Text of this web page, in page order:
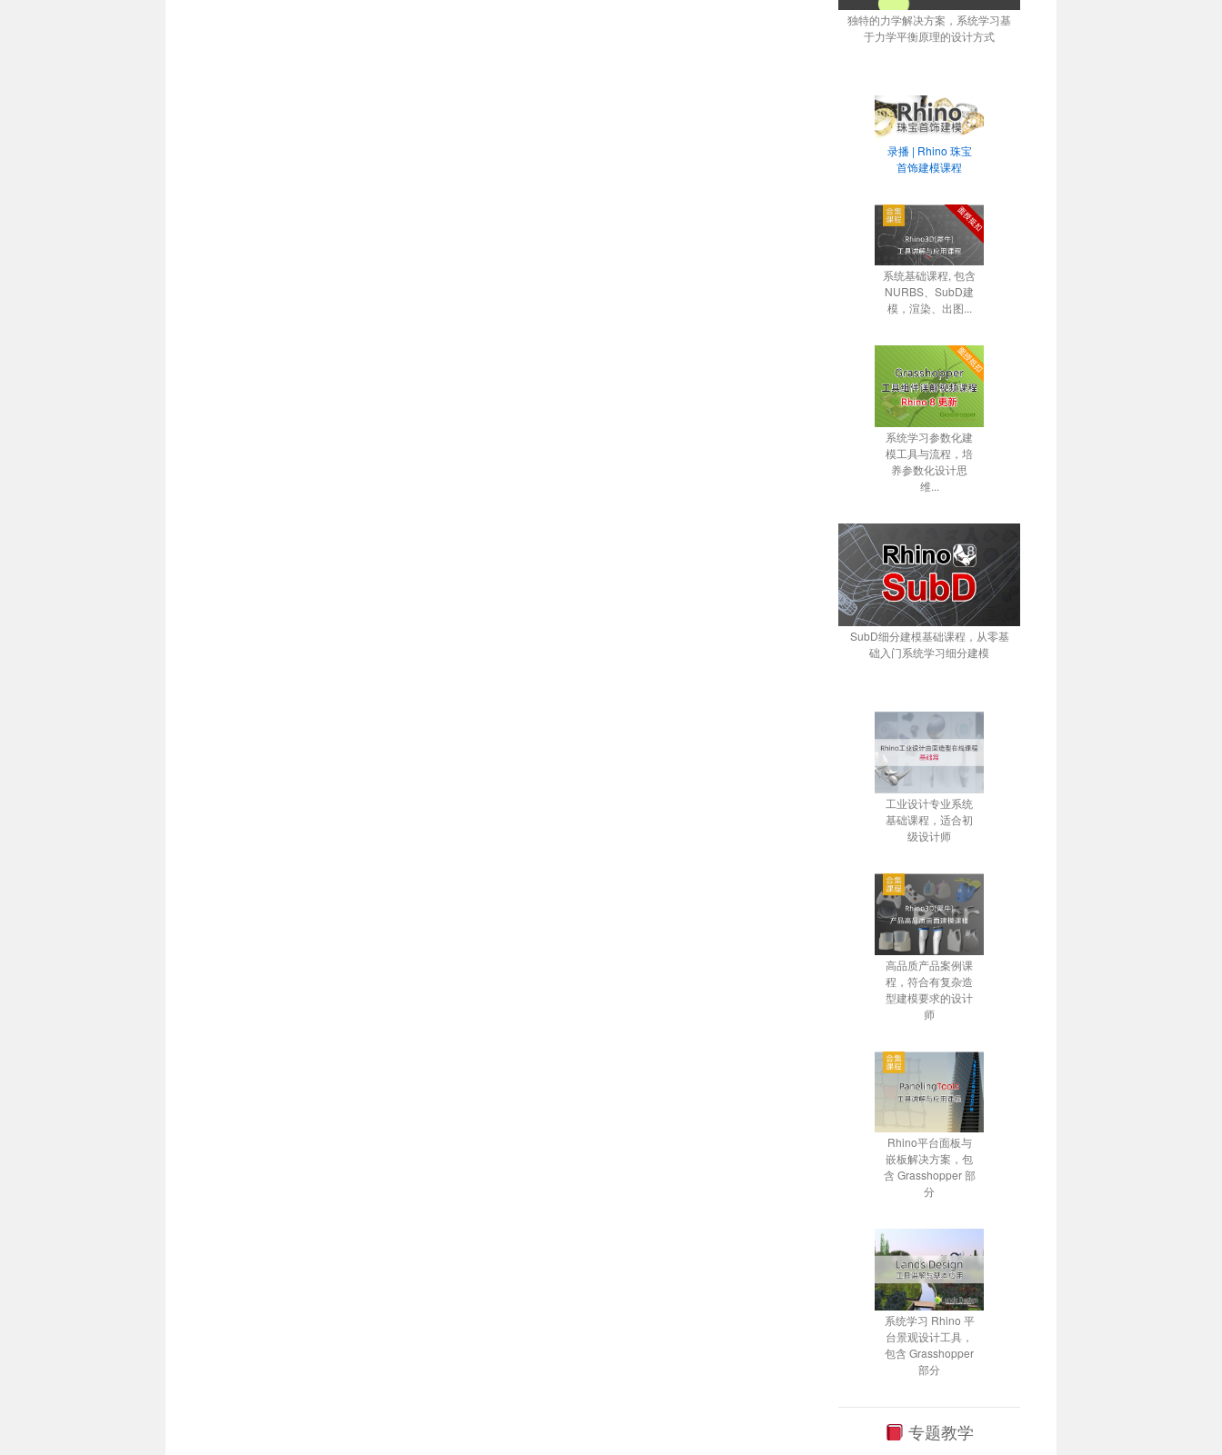
独特的力学解决方案，系统学习基
于力学平衡原理的设计方式
录播 | Rhino 珠宝
首饰建模课程
系统基础课程, 包含
NURBS、SubD建
模，渲染、出图...
系统学习参数化建
模工具与流程，培
养参数化设计思
维...
SubD细分建模基础课程，从零基
础入门系统学习细分建模
工业设计专业系统
基础课程，适合初
级设计师
高品质产品案例课
程，符合有复杂造
型建模要求的设计
师
Rhino平台面板与
嵌板解决方案，包
含 Grasshopper 部
分
系统学习 Rhino 平
台景观设计工具，
包含 Grasshopper
部分
专题教学